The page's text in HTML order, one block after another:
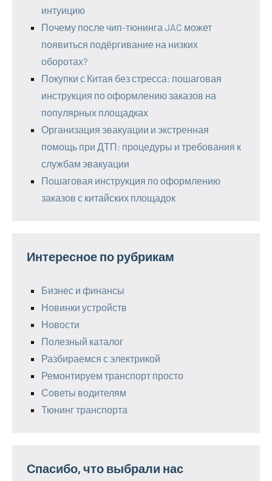
интуицию
Почему после чип-тюнинга JAC может
появиться подёргивание на низких
оборотах?
Покупки с Китая без стресса: пошаговая
инструкция по оформлению заказов на
популярных площадках
Организация эвакуации и экстренная
помощь при ДТП: процедуры и требования к
службам эвакуации
Пошаговая инструкция по оформлению
заказов с китайских площадок
Интересное по рубрикам
Бизнес и финансы
Новинки устройств
Новости
Полезный каталог
Разбираемся с электрикой
Ремонтируем транспорт просто
Советы водителям
Тюнинг транспорта
Спасибо, что выбрали нас